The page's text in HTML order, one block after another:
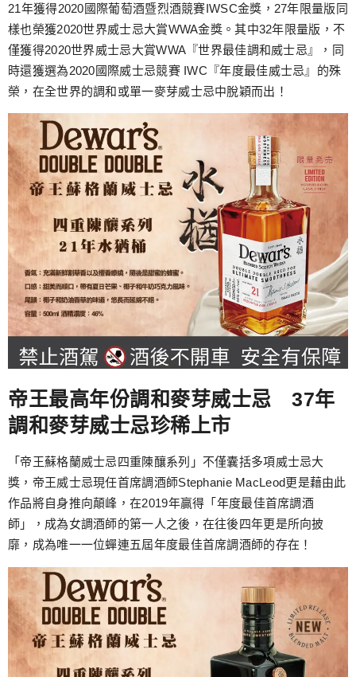
21年獲得2020國際葡萄酒暨烈酒競賽IWSC金獎，27年限量版同
樣也榮獲2020世界威士忌大賞WWA金獎。其中32年限量版，不
僅獲得2020世界威士忌大賞WWA『世界最佳調和威士忌』，同
時還獲選為2020國際威士忌競賽 IWC『年度最佳威士忌』的殊
榮，在全世界的調和或單一麥芽威士忌中脫穎而出！
帝王最高年份調和麥芽威士忌 37年
調和麥芽威士忌珍稀上市
「帝王蘇格蘭威士忌四重陳釀系列」不僅囊括多項威士忌大
獎，帝王威士忌現任首席調酒師Stephanie MacLeod更是藉由此
作品將自身推向顛峰，在2019年贏得「年度最佳首席調酒
師」，成為女調酒師的第一人之後，在往後四年更是所向披
靡，成為唯一一位蟬連五屆年度最佳首席調酒師的存在！